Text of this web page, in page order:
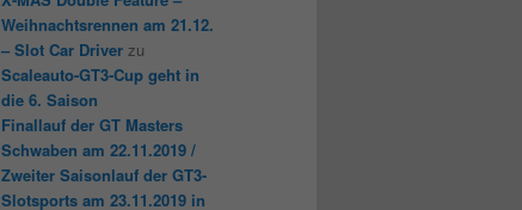
Weihnachtsrennen am 21.12.
– Slot Car Driver zu
Scaleauto-GT3-Cup geht in
die 6. Saison
Finallauf der GT Masters
Schwaben am 22.11.2019 /
Zweiter Saisonlauf der GT3-
Slotsports am 23.11.2019 in